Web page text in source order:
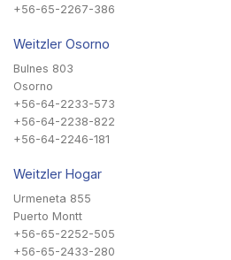
+56-65-2267-386
Weitzler Osorno
Bulnes 803
Osorno
+56-64-2233-573
+56-64-2238-822
+56-64-2246-181
Weitzler Hogar
Urmeneta 855
Puerto Montt
+56-65-2252-505
+56-65-2433-280